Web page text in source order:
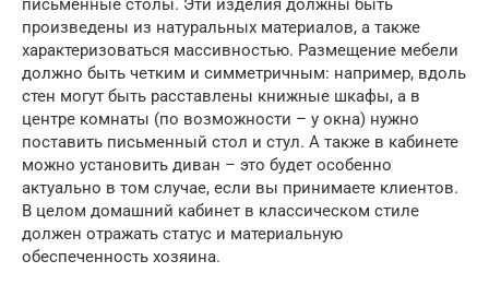
письменные столы. Эти изделия должны быть
произведены из натуральных материалов, а также
характеризоваться массивностью. Размещение мебели
должно быть четким и симметричным: например, вдоль
стен могут быть расставлены книжные шкафы, а в
центре комнаты (по возможности – у окна) нужно
поставить письменный стол и стул. А также в кабинете
можно установить диван – это будет особенно
актуально в том случае, если вы принимаете клиентов.
В целом домашний кабинет в классическом стиле
должен отражать статус и материальную
обеспеченность хозяина.